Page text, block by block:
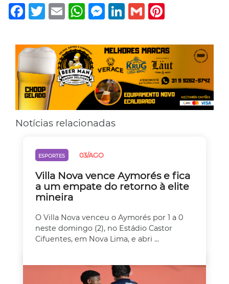
Facebook
TwitterEmail WhatsAppMessenger
LinkedIn
Gmail
Notícias relacionadas
ESPORTES 03/AGO
Villa Nova vence Aymorés e fica
a um empate do retorno à elite
mineira
O Villa Nova venceu o Aymorés por 1 a 0
neste domingo (2), no Estádio Castor
Cifuentes, em Nova Lima, e abri ...